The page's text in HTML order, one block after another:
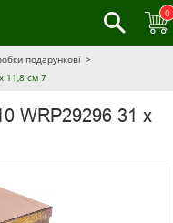
0
подарункові
11,8 см 7
WRP29296 31 х